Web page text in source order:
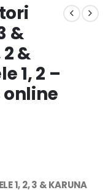
&
&
1, 2 –
online
1, 2, 3 & KARUNA